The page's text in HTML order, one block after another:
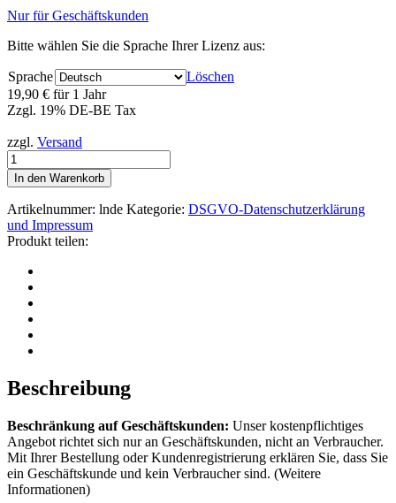
Nur für Geschäftskunden
Bitte wählen Sie die Sprache Ihrer Lizenz aus:
Sprache
Löschen
19,90 € für 1 Jahr
Zzgl. 19% DE-BE Tax
zzgl. Versand
Impressum
Menge
In den Warenkorb
Artikelnummer: lnde Kategorie: DSGVO-Datenschutzerklärung
und Impressum
Produkt teilen:
Beschreibung
Beschränkung auf Geschäftskunden: Unser kostenpflichtiges
Angebot richtet sich nur an Geschäftskunden, nicht an Verbraucher.
Mit Ihrer Bestellung oder Kundenregistrierung erklären Sie, dass Sie
ein Geschäftskunde und kein Verbraucher sind. (Weitere
Informationen)